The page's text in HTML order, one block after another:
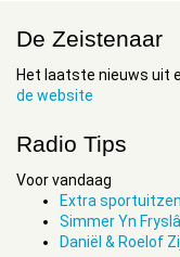
De Zeistenaar
Het laatste nieuws uit
de website
Radio Tips
Voor vandaag
Extra
Simmer Yn
Daniël & Roelof